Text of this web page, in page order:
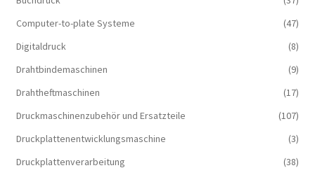
Computer-to-plate Systeme
(47)
Digitaldruck
(8)
Drahtbindemaschinen
(9)
Drahtheftmaschinen
(17)
Druckmaschinenzubehör und Ersatzteile
(107)
Druckplattenentwicklungsmaschine
(3)
Druckplattenverarbeitung
(38)